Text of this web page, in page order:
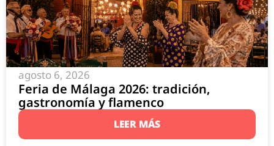
agosto 6, 2026
Feria de Málaga 2026: tradición,
gastronomía y flamenco
LEER MÁS